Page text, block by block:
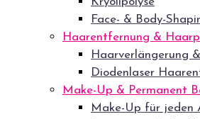
Face- & Body-
Haarentfernung &
Haarverlängerung
Diodenlaser
Make-Up & Permanent
Make-Up für jeden